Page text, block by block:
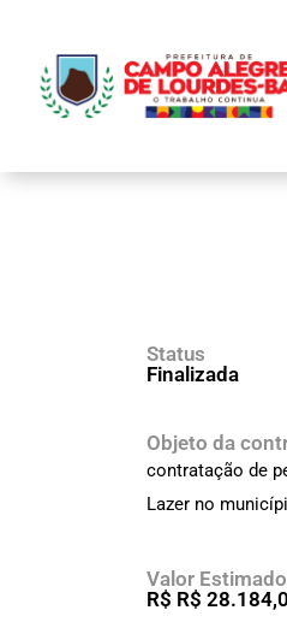
Status
Finalizada
Objeto da
contratação de
Lazer no
Valor Estimado
R$ R$